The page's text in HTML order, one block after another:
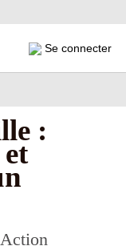
Se connecter
:
Action